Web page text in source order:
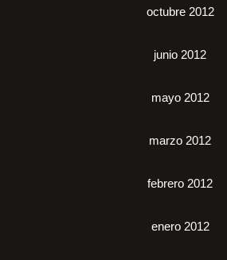
octubre 2012
junio 2012
mayo 2012
marzo 2012
febrero 2012
enero 2012